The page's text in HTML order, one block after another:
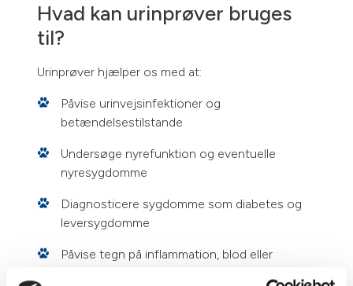
Hvad kan urinprøver bruges
til?
Urinprøver hjælper os med at:
Påvise urinvejsinfektioner og
betændelsestilstande
Undersøge nyrefunktion og eventuelle
nyresygdomme
Diagnosticere sygdomme som diabetes og
leversygdomme
Påvise tegn på inflammation, blod eller